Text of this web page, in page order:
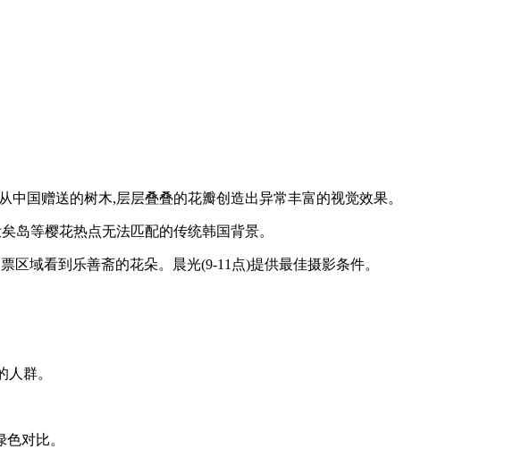
国赠送的树木,层层叠叠的花瓣创造出异常丰富的视觉效果。
岛等樱花热点无法匹配的传统韩国背景。
域看到乐善斋的花朵。晨光(9-11点)提供最佳摄影条件。
群。
对比。